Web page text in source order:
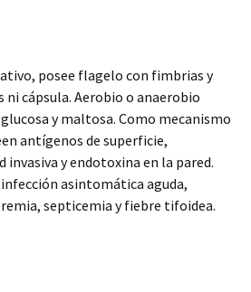
posee flagelo con fimbrias y
ni cápsula. Aerobio o anaerobio
y maltosa. Como mecanismo
antígenos de superficie,
invasiva y endotoxina en la pared.
asintomática aguda,
septicemia y fiebre tifoidea.